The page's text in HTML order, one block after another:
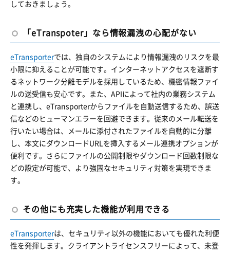
しておきましょう。
「eTranspoter」なら情報漏洩の心配がない
eTransporterでは、独自のシステムにより情報漏洩のリスクを最
小限に抑えることが可能です。インターネットアクセスを遮断す
るネットワーク分離モデルを採用しているため、機密情報ファイ
ルの送受信も安心です。また、APIによって社内の業務システム
と連携し、eTransporterからファイルを自動送信するため、誤送
信などのヒューマンエラーを回避できます。従来のメール転送を
行いたい場合は、メールに添付されたファイルを自動的に分離
し、本文にダウンロードURLを挿入するメール連携オプションが
便利です。さらにファイルの公開制限やダウンロード回数制限な
どの設定が可能で、より強固なセキュリティ対策を実現できま
す。
その他にも充実した機能が利用できる
eTransporterは、セキュリティ以外の機能においても優れた利便
性を発揮します。クライアントライセンスフリーによって、未登